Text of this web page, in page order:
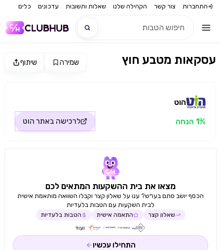
התחברות צור קשר הקהילה שלנו שאלות ותשובות עדכונים כלים
חדש שיתוף שמירה עסקאות מטבע חוץ
הוט
1% הנחה לרכישה באתר הוט
מצאו את בית ההשקעות המתאים לכם
הכסף יושב סתם בעו״ש? ענו על שאלון קצר וקבלו השוואה מותאמת אישית
לבית השקעות עם הטבות בלעדיות
שאלון קצר התאמה אישית הטבות בלעדיות
ועוד
התחילו עכשיו